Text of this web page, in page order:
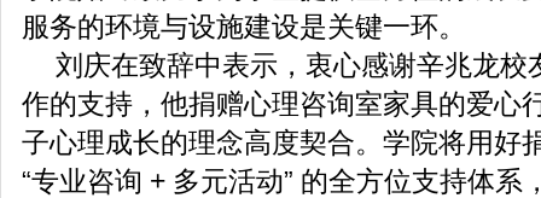
服务的环境与设施建设是关键一环。
刘庆在致辞中表示，衷心感谢辛兆龙校
作的支持，他捐赠心理咨询室家具的爱心
子心理成长的理念高度契合。学院将用好
“专业咨询 + 多元活动” 的全方位支持体系